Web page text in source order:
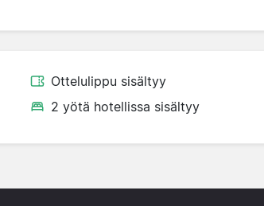
Ottelulippu sisältyy
2 yötä hotellissa sisältyy